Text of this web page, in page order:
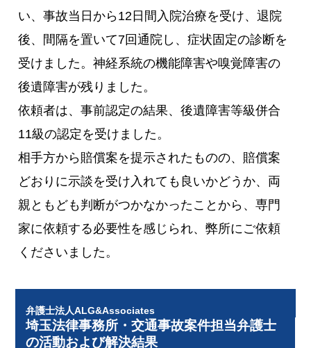
い、事故当日から12日間入院治療を受け、退院
後、間隔を置いて7回通院し、症状固定の診断を
受けました。神経系統の機能障害や嗅覚障害の
後遺障害が残りました。
依頼者は、事前認定の結果、後遺障害等級併合
11級の認定を受けました。
相手方から賠償案を提示されたものの、賠償案
どおりに示談を受け入れても良いかどうか、両
親ともども判断がつかなかったことから、専門
家に依頼する必要性を感じられ、弊所にご依頼
くださいました。
弁護士法人ALG&Associates
埼玉法律事務所・交通事故案件担当弁護士
の活動および解決結果